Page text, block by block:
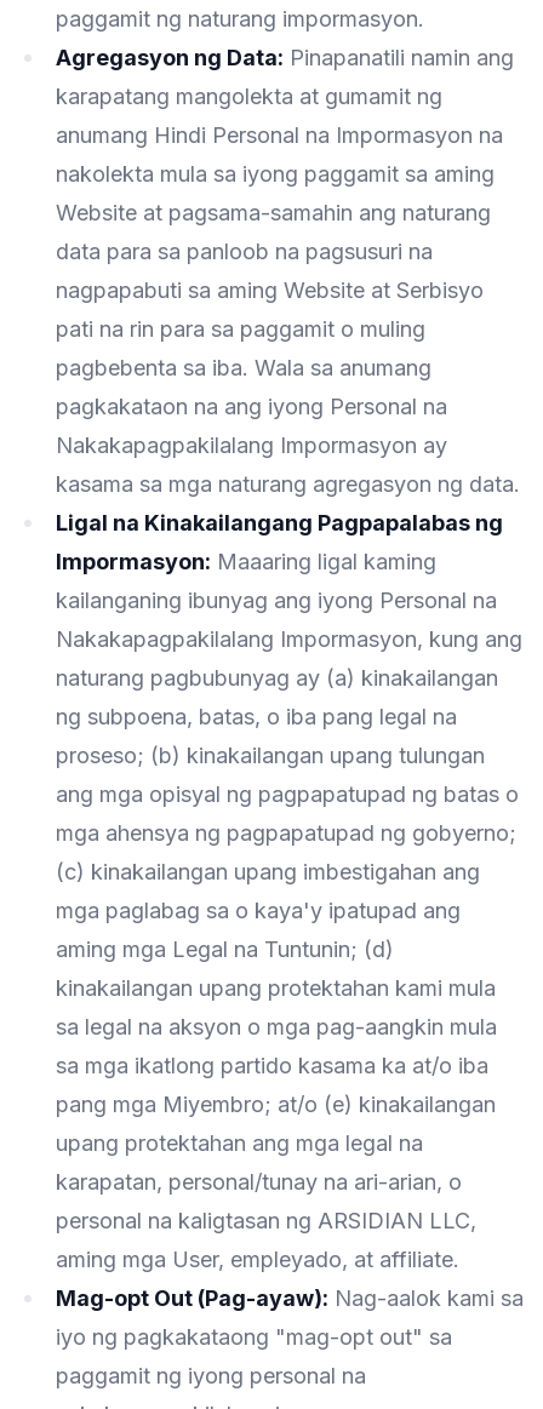
paggamit ng naturang impormasyon.
Agregasyon ng Data: Pinapanatili namin ang
karapatang mangolekta at gumamit ng
anumang Hindi Personal na Impormasyon na
nakolekta mula sa iyong paggamit sa aming
Website at pagsama-samahin ang naturang
data para sa panloob na pagsusuri na
nagpapabuti sa aming Website at Serbisyo
pati na rin para sa paggamit o muling
pagbebenta sa iba. Wala sa anumang
pagkakataon na ang iyong Personal na
Nakakapagpakilalang Impormasyon ay
kasama sa mga naturang agregasyon ng data.
Ligal na Kinakailangang Pagpapalabas ng
Impormasyon: Maaaring ligal kaming
kailanganing ibunyag ang iyong Personal na
Nakakapagpakilalang Impormasyon, kung ang
naturang pagbubunyag ay (a) kinakailangan
ng subpoena, batas, o iba pang legal na
proseso; (b) kinakailangan upang tulungan
ang mga opisyal ng pagpapatupad ng batas o
mga ahensya ng pagpapatupad ng gobyerno;
(c) kinakailangan upang imbestigahan ang
mga paglabag sa o kaya'y ipatupad ang
aming mga Legal na Tuntunin; (d)
kinakailangan upang protektahan kami mula
sa legal na aksyon o mga pag-aangkin mula
sa mga ikatlong partido kasama ka at/o iba
pang mga Miyembro; at/o (e) kinakailangan
upang protektahan ang mga legal na
karapatan, personal/tunay na ari-arian, o
personal na kaligtasan ng ARSIDIAN LLC,
aming mga User, empleyado, at affiliate.
Mag-opt Out (Pag-ayaw): Nag-aalok kami sa
iyo ng pagkakataong "mag-opt out" sa
paggamit ng iyong personal na